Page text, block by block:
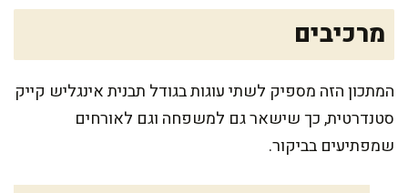
מרכיבים
המתכון הזה מספיק לשתי עוגות בגודל תבנית אינגליש קייק
סטנדרטית, כך שישאר גם למשפחה וגם לאורחים
שמפתיעים בביקור.